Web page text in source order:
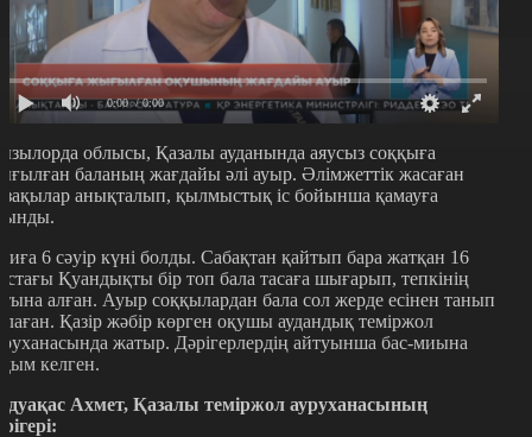
0:00 / 0:00
облысы, Қазалы ауданында аяусыз соққыға
баланың жағдайы әлі ауыр. Әлімжеттік жасаған
анықталып, қылмыстық іс бойынша қамауға
6 сәуір күні болды. Сабақтан қайтып бара жатқан 16
Қуандықты бір топ бала тасаға шығарып, тепкінің
алған. Ауыр соққылардан бала сол жерде есінен танып
Қазір жәбір көрген оқушы аудандық теміржол
жатыр. Дәрігерлердің айтуынша бас-миына
келген.
Ахмет, Қазалы теміржол ауруханасының